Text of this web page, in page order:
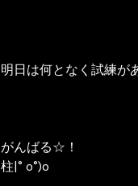
明日は何となく試練が
がんばる☆！
柱|° o°)o